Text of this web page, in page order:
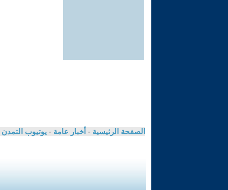
الصفحة الرئيسية - أخبار عامة - يوتيوب التمدن